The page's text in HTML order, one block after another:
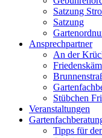
Satzung
Satzung
Ansprechpartner
An der
Stübchen
Veranstaltungen
Tipps für